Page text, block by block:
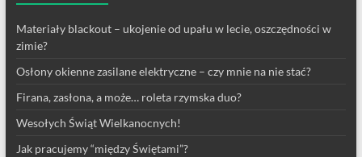
Materiały blackout – ukojenie od upału w lecie, oszczędności w
zimie?
Osłony okienne zasilane elektryczne – czy mnie na nie stać?
Firana, zasłona, a może… roleta rzymska duo?
Wesołych Świąt Wielkanocnych!
Jak pracujemy “między Świętami”?